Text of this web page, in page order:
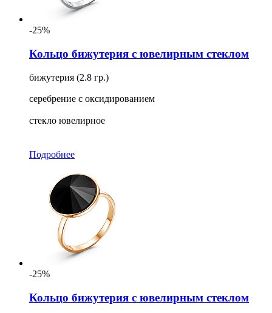
-25%
Кольцо бижутерия с ювелирным стеклом
бижутерия (2.8 гр.)
серебрение с оксидированием
стекло ювелирное
Подробнее
-25%
Кольцо бижутерия с ювелирным стеклом